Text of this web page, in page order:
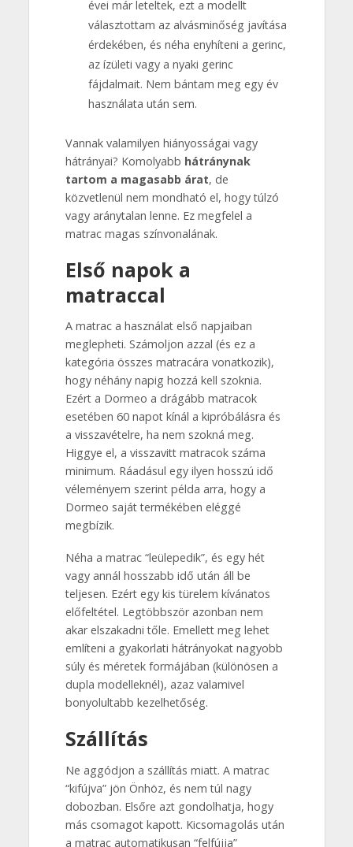
évei már leteltek, ezt a modellt
választottam az alvásminőség javítása
érdekében, és néha enyhíteni a gerinc,
az ízületi vagy a nyaki gerinc
fájdalmait. Nem bántam meg egy év
használata után sem.
Vannak valamilyen hiányosságai vagy
hátrányai? Komolyabb hátránynak
tartom a magasabb árat, de
közvetlenül nem mondható el, hogy túlzó
vagy aránytalan lenne. Ez megfelel a
matrac magas színvonalának.
Első napok a
matraccal
A matrac a használat első napjaiban
meglepheti. Számoljon azzal (és ez a
kategória összes matracára vonatkozik),
hogy néhány napig hozzá kell szoknia.
Ezért a Dormeo a drágább matracok
esetében 60 napot kínál a kipróbálásra és
a visszavételre, ha nem szokná meg.
Higgye el, a visszavitt matracok száma
minimum. Ráadásul egy ilyen hosszú idő
véleményem szerint példa arra, hogy a
Dormeo saját termékében eléggé
megbízik.
Néha a matrac “leülepedik”, és egy hét
vagy annál hosszabb idő után áll be
teljesen. Ezért egy kis türelem kívánatos
előfeltétel. Legtöbbször azonban nem
akar elszakadni tőle. Emellett meg lehet
említeni a gyakorlati hátrányokat nagyobb
súly és méretek formájában (különösen a
dupla modelleknél), azaz valamivel
bonyolultabb kezelhetőség.
Szállítás
Ne aggódjon a szállítás miatt. A matrac
“kifújva” jön Önhöz, és nem túl nagy
dobozban. Elsőre azt gondolhatja, hogy
más csomagot kapott. Kicsomagolás után
a matrac automatikusan “felfújja”